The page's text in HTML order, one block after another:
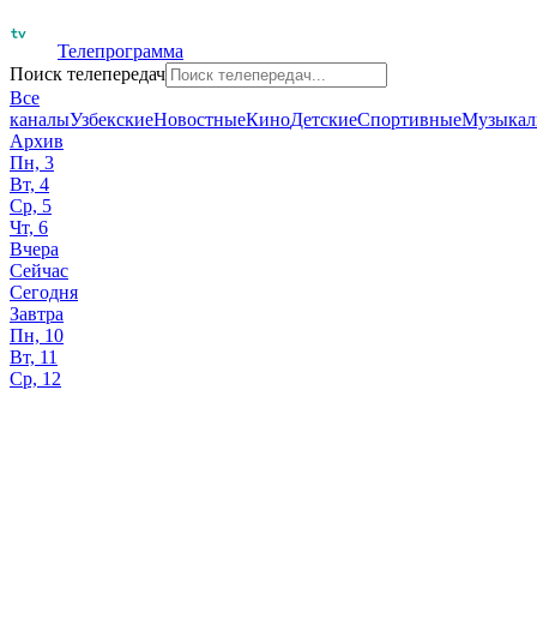
Телепрограмма
Поиск телепередач
Все
каналыУзбекскиеНовостныеКиноДетскиеСпортивные
Архив
Пн, 3
Вт, 4
Ср, 5
Чт, 6
Вчера
Сейчас
Сегодня
Завтра
Пн, 10
Вт, 11
Ср, 12